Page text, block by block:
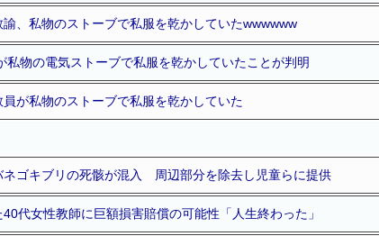
諭、私物のストーブで私服を乾かしていたwwwwww
私物の電気ストーブで私服を乾かしていたことが判明
が私物のストーブで私服を乾かしていた
ネゴキブリの死骸が混入 周辺部分を除去し児童らに提供
代女性教師に巨額損害賠償の可能性「人生終わった」